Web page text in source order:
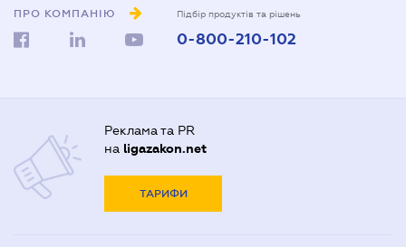
ПРО КОМПАНІЮ Підбір продуктів та рішень
0-800-210-102
Реклама та PR
на ligazakon.net
ТАРИФИ